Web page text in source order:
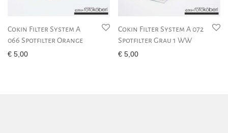
Cokin Filter System A
066 Spotfilter Orange
€ 5,00
Cokin Filter System A 072
Spotfilter Grau 1 WW
€ 5,00